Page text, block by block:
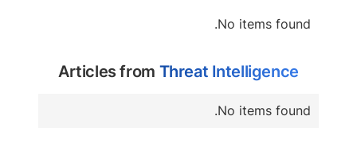
No items found.
Articles from Threat Intelligence
No items found.